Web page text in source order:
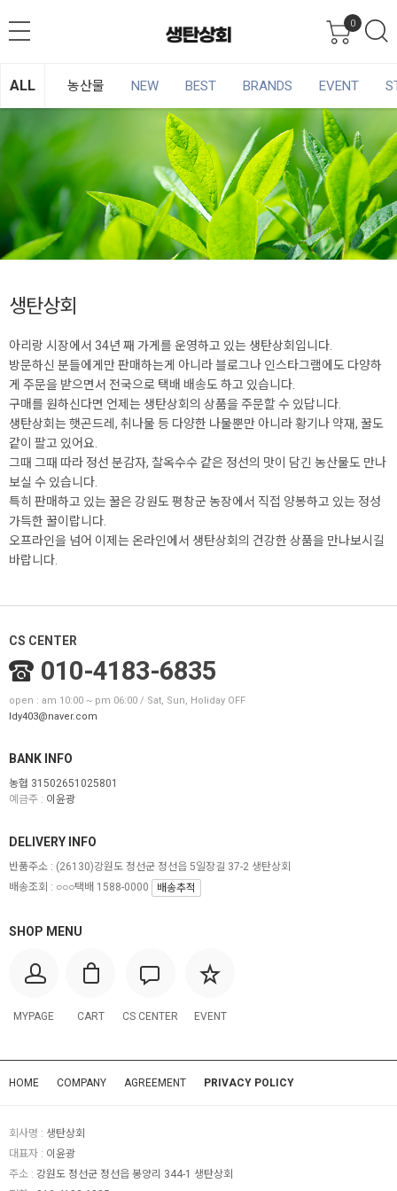
0
ALL 농산물 NEW BEST BRANDS EVENT
생탄상회
아리랑 시장에서 34년 째 가게를 운영하고 있는 생탄상회입니다.
방문하신 분들에게만 판매하는게 아니라 블로그나 인스타그램에도 다양하
게 주문을 받으면서 전국으로 택배 배송도 하고 있습니다.
구매를 원하신다면 언제는 생탄상회의 상품을 주문할 수 있답니다.
생탄상회는 햇곤드레, 취나물 등 다양한 나물뿐만 아니라 황기나 약재, 꿀도
같이 팔고 있어요.
그때 그때 따라 정선 분감자, 찰옥수수 같은 정선의 맛이 담긴 농산물도 만나
보실 수 있습니다.
특히 판매하고 있는 꿀은 강원도 평창군 농장에서 직접 양봉하고 있는 정성
가득한 꿀이랍니다.
오프라인을 넘어 이제는 온라인에서 생탄상회의 건강한 상품을 만나보시길
바랍니다.
CS CENTER
010-4183-6835
open : am 10:00 ~ pm 06:00 / Sat, Sun, Holiday OFF
ldy403@naver.com
BANK INFO
농협 31502651025801
예금주 : 이윤광
SHOP MENU
MYPAGE CART CS CENTER EVENT
DELIVERY INFO
반품주소 : (26130)강원도 정선군 정선읍 5일장길 37-2 생탄상회
배송조회 : ○○○택배 1588-0000
배송추적
HOME COMPANY AGREEMENT PRIVACY POLICY
회사명 : 생탄상회
대표자 : 이윤광
주소 : 강원도 정선군 정선읍 봉양리 344-1 생탄상회